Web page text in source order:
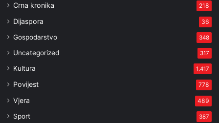
Crna kronika 218
Dijaspora 36
Gospodarstvo 348
Uncategorized 317
Kultura 1.417
Povijest 778
Vjera 489
Sport 387